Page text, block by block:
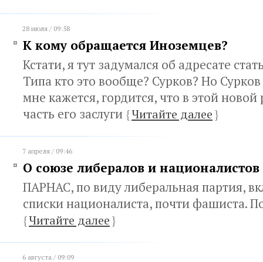
28 июля / 09:58
К кому обращается Иноземцев?
Кстати, я тут задумался об адресате
Типа кто это вообще? Сурков? Но
мне кажется, гордится, что в этой новой
часть его заслуги {Читайте далее}
7 апреля / 09:46
О союзе либералов и националистов
ПАРНАС, по виду либеральная партия,
списки националиста, почти фашиста.
{Читайте далее}
6 августа / 09:09